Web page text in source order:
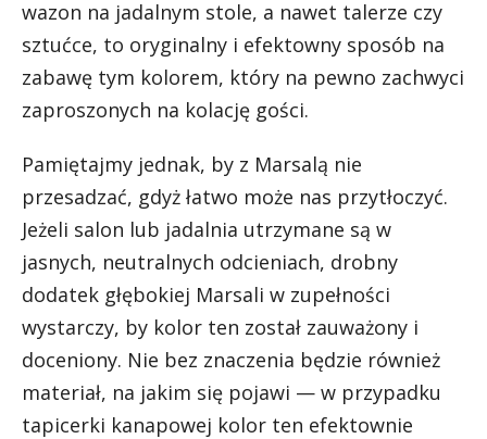
wazon na jadalnym stole, a nawet talerze czy
sztućce, to oryginalny i efektowny sposób na
zabawę tym kolorem, który na pewno zachwyci
zaproszonych na kolację gości.
Pamiętajmy jednak, by z Marsalą nie
przesadzać, gdyż łatwo może nas przytłoczyć.
Jeżeli salon lub jadalnia utrzymane są w
jasnych, neutralnych odcieniach, drobny
dodatek głębokiej Marsali w zupełności
wystarczy, by kolor ten został zauważony i
doceniony. Nie bez znaczenia będzie również
materiał, na jakim się pojawi — w przypadku
tapicerki kanapowej kolor ten efektownie